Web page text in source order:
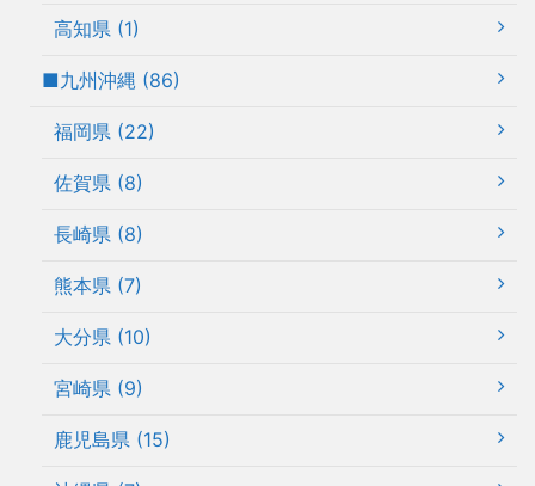
高知県 (1)
■九州沖縄 (86)
福岡県 (22)
佐賀県 (8)
長崎県 (8)
熊本県 (7)
大分県 (10)
宮崎県 (9)
鹿児島県 (15)